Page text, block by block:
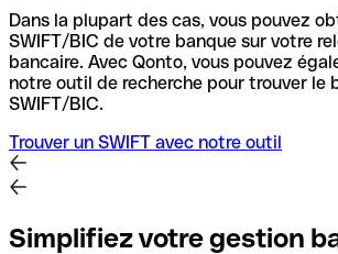
Dans la plupart des cas, vous pouvez
SWIFT/BIC de votre banque sur votre
bancaire. Avec Qonto, vous pouvez
notre outil de recherche pour trouver le
SWIFT/BIC.
Trouver un SWIFT avec notre outil
Simplifiez votre gestion